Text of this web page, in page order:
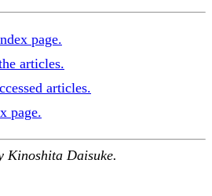
page.
articles.
articles.
page.
Kinoshita Daisuke.